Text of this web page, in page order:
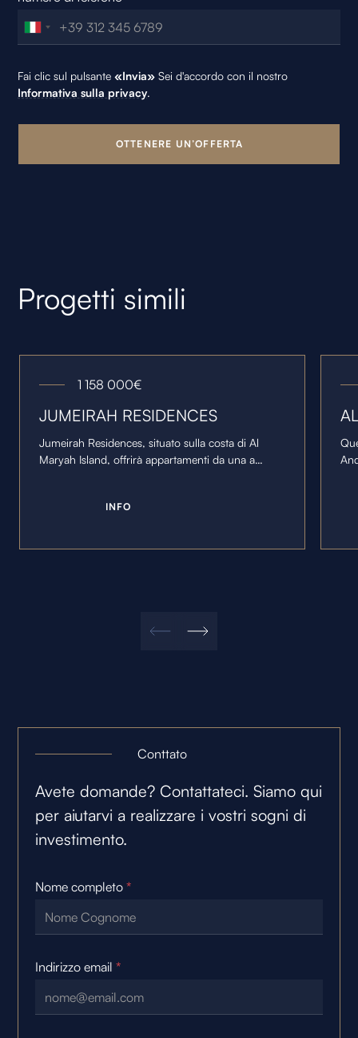
Fai clic sul pulsante«Invia» Sei d'accordo con il nostro
Informativa sulla privacy.
Progetti simili
1 158 000€
JUMEIRAH RESIDENCES
Jumeirah Residences, situato sulla costa di Al
Maryah Island, offrirà appartamenti da una a
IN FO
Conttato
Avete domande? Contattateci. Siamo qui
per aiutarvi a realizzare i vostri sogni di
investimento.
Nome completo *
Indirizzo email *